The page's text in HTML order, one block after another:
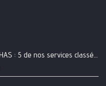
Evaluation HAS : 5 de nos services classés A